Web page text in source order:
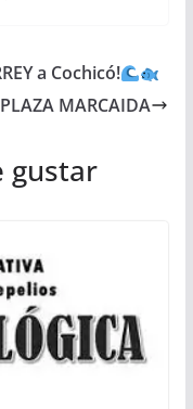
a Cochicó!
MARCAIDA
gustar